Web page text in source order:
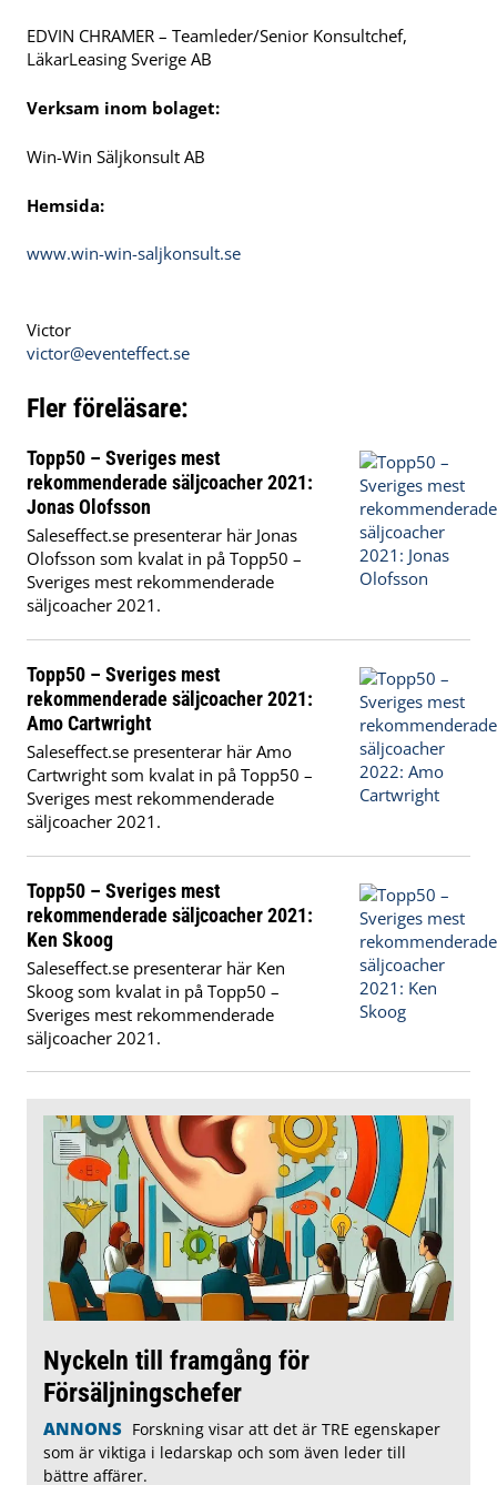
EDVIN CHRAMER – Teamleder/Senior Konsultchef,
LäkarLeasing Sverige AB
Verksam inom bolaget:
Win-Win Säljkonsult AB
Hemsida:
www.win-win-saljkonsult.se
Victor
victor@eventeffect.se
Fler föreläsare:
Topp50 – Sveriges mest
rekommenderade säljcoacher 2021:
Jonas Olofsson
Saleseffect.se presenterar här Jonas
Olofsson som kvalat in på Topp50 –
Sveriges mest rekommenderade
säljcoacher 2021.
Topp50 – Sveriges mest
rekommenderade säljcoacher 2021:
Amo Cartwright
Saleseffect.se presenterar här Amo
Cartwright som kvalat in på Topp50 –
Sveriges mest rekommenderade
säljcoacher 2021.
Topp50 – Sveriges mest
rekommenderade säljcoacher 2021:
Ken Skoog
Saleseffect.se presenterar här Ken
Skoog som kvalat in på Topp50 –
Sveriges mest rekommenderade
säljcoacher 2021.
Nyckeln till framgång för
Försäljningschefer
ANNONS Forskning visar att det är TRE egenskaper
som är viktiga i ledarskap och som även leder till
bättre affärer.